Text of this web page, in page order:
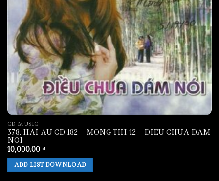
CD MUSIC
378. HAI AU CD 182 – MONG THI 12 – DIEU CHUA DAM
NOI
10,000.00 ₫
ADD LIST DOWNLOAD